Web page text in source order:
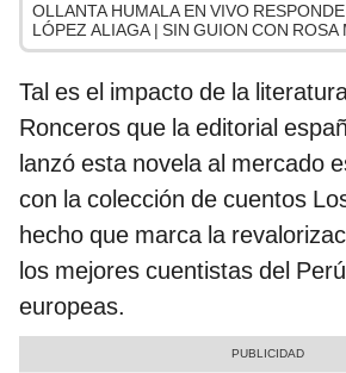
OLLANTA HUMALA EN VIVO
LÓPEZ ALIAGA | SIN GUION CON ROSA
Tal es el impacto de la
Ronceros que la editorial
lanzó esta novela al mercado
con la colección de cuentos
hecho que marca la
los mejores cuentistas del
europeas.